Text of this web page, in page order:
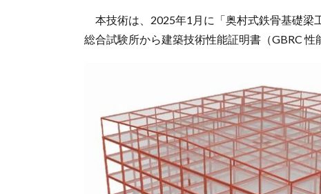
本技術は、2025年1月に「奥村式鉄骨基礎梁
総合試験所から建築技術性能証明書（GBRC